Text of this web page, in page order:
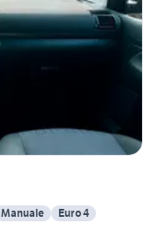
Manuale Euro 4